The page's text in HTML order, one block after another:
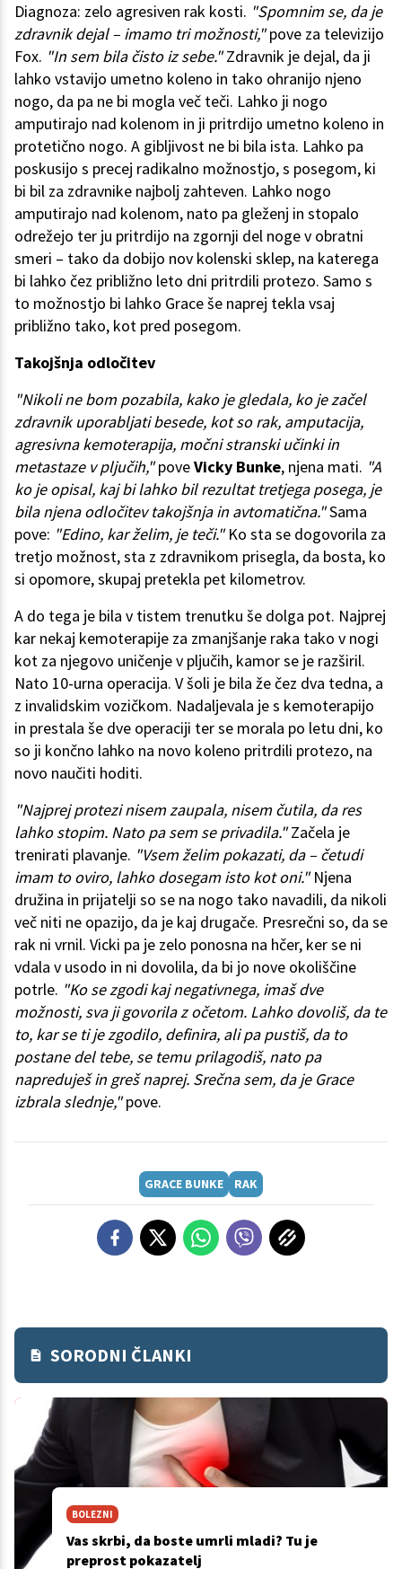
Diagnoza: zelo agresiven rak kosti. "Spomnim se, da je
zdravnik dejal – imamo tri možnosti,"pove za televizijo
Fox. "In sem bila čisto iz sebe."Zdravnik je dejal, da ji
lahko vstavijo umetno koleno in tako ohranijo njeno
nogo, da pa ne bi mogla več teči. Lahko ji nogo
amputirajo nad kolenom in ji pritrdijo umetno koleno in
protetično nogo. A gibljivost ne bi bila ista. Lahko pa
poskusijo s precej radikalno možnostjo, s posegom, ki
bi bil za zdravnike najbolj zahteven. Lahko nogo
amputirajo nad kolenom, nato pa gleženj in stopalo
odrežejo ter ju pritrdijo na zgornji del noge v obratni
smeri – tako da dobijo nov kolenski sklep, na katerega
bi lahko čez približno leto dni pritrdili protezo. Samo s
to možnostjo bi lahko Grace še naprej tekla vsaj
približno tako, kot pred posegom.
Takojšnja odločitev
"Nikoli ne bom pozabila, kako je gledala, ko je začel
zdravnik uporabljati besede, kot so rak, amputacija,
agresivna kemoterapija, močni stranski učinki in
metastaze v pljučih,"poveVicky Bunke, njena mati. "A
ko je opisal, kaj bi lahko bil rezultat tretjega posega, je
bila njena odločitev takojšnja in avtomatična."Sama
pove: "Edino, kar želim, je teči."Ko sta se dogovorila za
tretjo možnost, sta z zdravnikom prisegla, da bosta, ko
si opomore, skupaj pretekla pet kilometrov.
A do tega je bila v tistem trenutku še dolga pot. Najprej
kar nekaj kemoterapije za zmanjšanje raka tako v nogi
kot za njegovo uničenje v pljučih, kamor se je razširil.
Nato 10-urna operacija. V šoli je bila že čez dva tedna, a
z invalidskim vozičkom. Nadaljevala je s kemoterapijo
in prestala še dve operaciji ter se morala po letu dni, ko
so ji končno lahko na novo koleno pritrdili protezo, na
novo naučiti hoditi.
"Najprej protezi nisem zaupala, nisem čutila, da res
lahko stopim. Nato pa sem se privadila."Začela je
trenirati plavanje. "Vsem želim pokazati, da – četudi
imam to oviro, lahko dosegam isto kot oni."Njena
družina in prijatelji so se na nogo tako navadili, da nikoli
več niti ne opazijo, da je kaj drugače. Presrečni so, da se
rak ni vrnil. Vicki pa je zelo ponosna na hčer, ker se ni
vdala v usodo in ni dovolila, da bi jo nove okoliščine
potrle. "Ko se zgodi kaj negativnega, imaš dve
možnosti, sva ji govorila z očetom. Lahko dovoliš, da te
to, kar se ti je zgodilo, definira, ali pa pustiš, da to
postane del tebe, se temu prilagodiš, nato pa
napreduješ in greš naprej. Srečna sem, da je Grace
izbrala slednje,"pove.
GRACE BUNKE RAK
SORODNI ČLANKI
BOLEZNI
Vas skrbi, da boste umrli mladi? Tu je
preprost pokazatelj